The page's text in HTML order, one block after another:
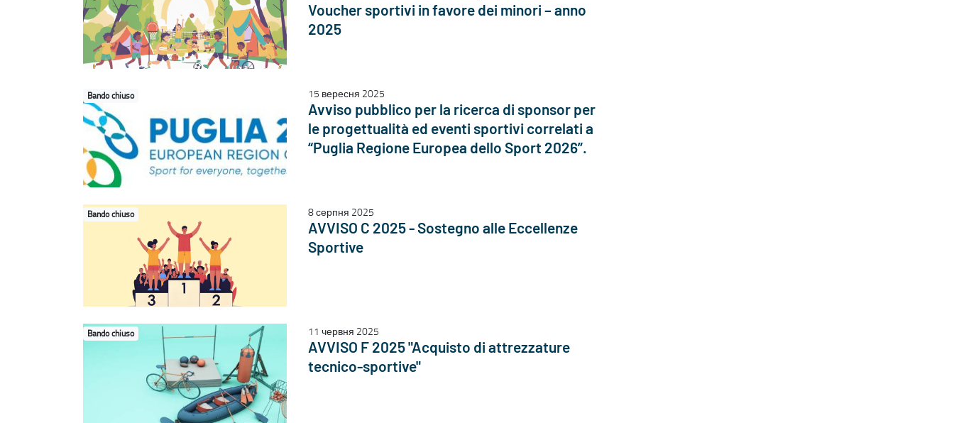
Voucher sportivi in favore dei minori – anno
2025
Bando chiuso 15 вересня 2025
Avviso pubblico per la ricerca di sponsor per
le progettualità ed eventi sportivi correlati a
“Puglia Regione Europea dello Sport 2026”.
Bando chiuso 8 серпня 2025
AVVISO C 2025 - Sostegno alle Eccellenze
Sportive
Bando chiuso 11 червня 2025
AVVISO F 2025 "Acquisto di attrezzature
tecnico-sportive"